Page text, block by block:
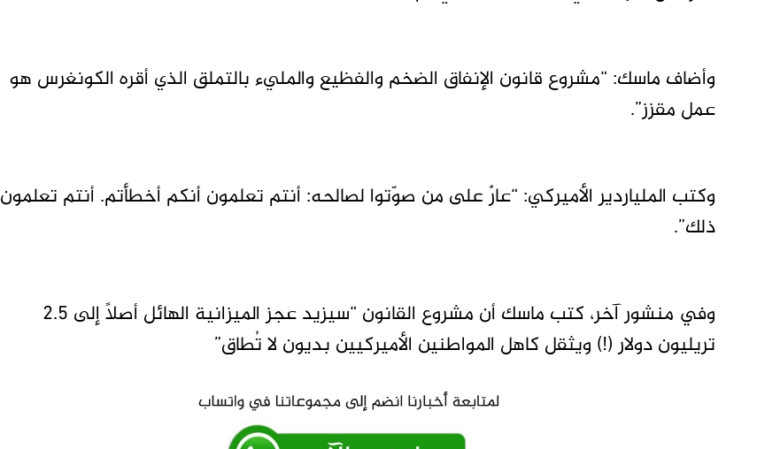
وأضاف ماسك: “مشروع قانون الإنفاق الضخم والفظيع والمليء بالتملق الذي أقره الكونغرس هو
عمل مقزز”.
وكتب الملياردير الأميركي: “عارٌ على من صوّتوا لصالحه: أنتم تعلمون أنكم أخطأتم. أنتم تعلمون
ذلك”.
وفي منشور آخر، كتب ماسك أن مشروع القانون “سيزيد عجز الميزانية الهائل أصلاً إلى 2.5
تريليون دولار (!) ويثقل كاهل المواطنين الأميركيين بديون لا تُطاق”